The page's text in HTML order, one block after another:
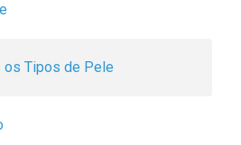
os Tipos de Pele